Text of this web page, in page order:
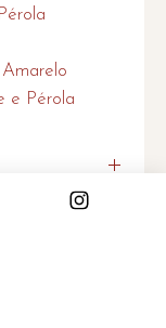
e Pérola
o produto no